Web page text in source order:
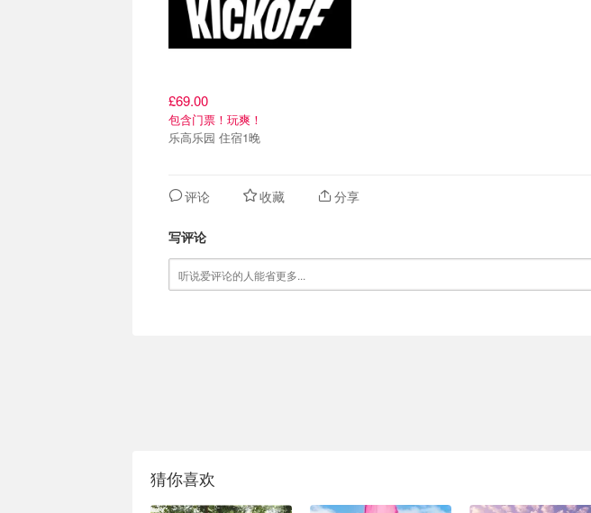
£69.00
包含门票！玩爽！
乐高乐园 住宿1晚
评论 收藏 分享
写评论
猜你喜欢